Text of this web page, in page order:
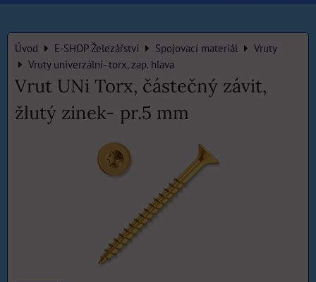
Úvod E-SHOP Železářství Spojovací materiál
Vruty
Vruty univerzální- torx, zap. hlava
Vrut UNi Torx, částečný závit,
žlutý zinek- pr.5 mm